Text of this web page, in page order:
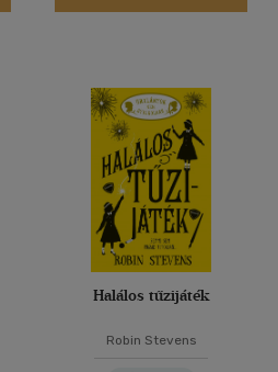
Halálos tűzijáték
Robin Stevens